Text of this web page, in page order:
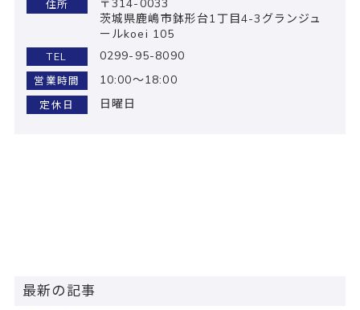
住所
〒314-0033
茨城県鹿嶋市鉢形台1丁目4-3グランジュ
ールkoei 105
TEL 0299-95-8090
営業時間 10:00～18:00
定休日 日曜日
最新の記事